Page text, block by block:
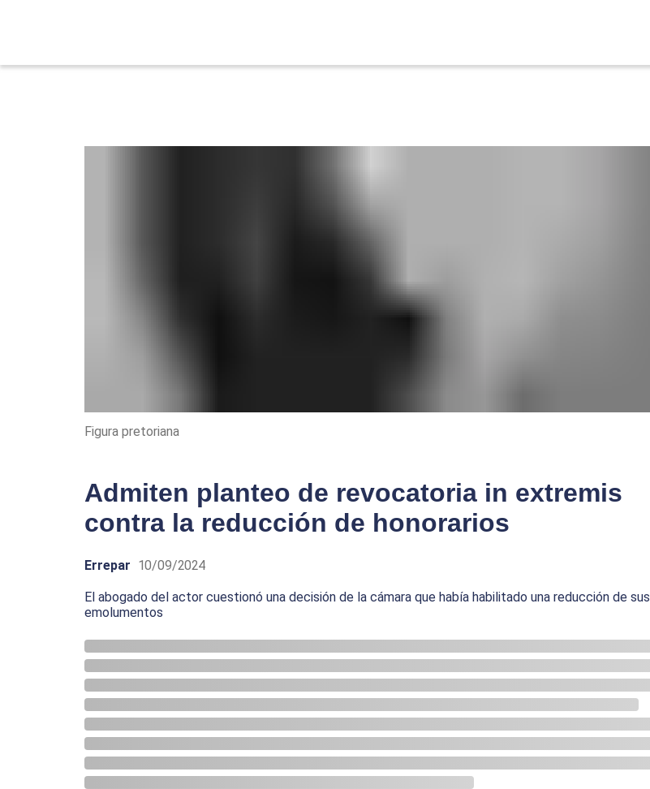
Figura pretoriana
Admiten planteo de revocatoria in extremis
contra la reducción de honorarios
Errepar 10/09/2024
El abogado del actor cuestionó una decisión de la cámara que había habilitado una reducción de sus
emolumentos